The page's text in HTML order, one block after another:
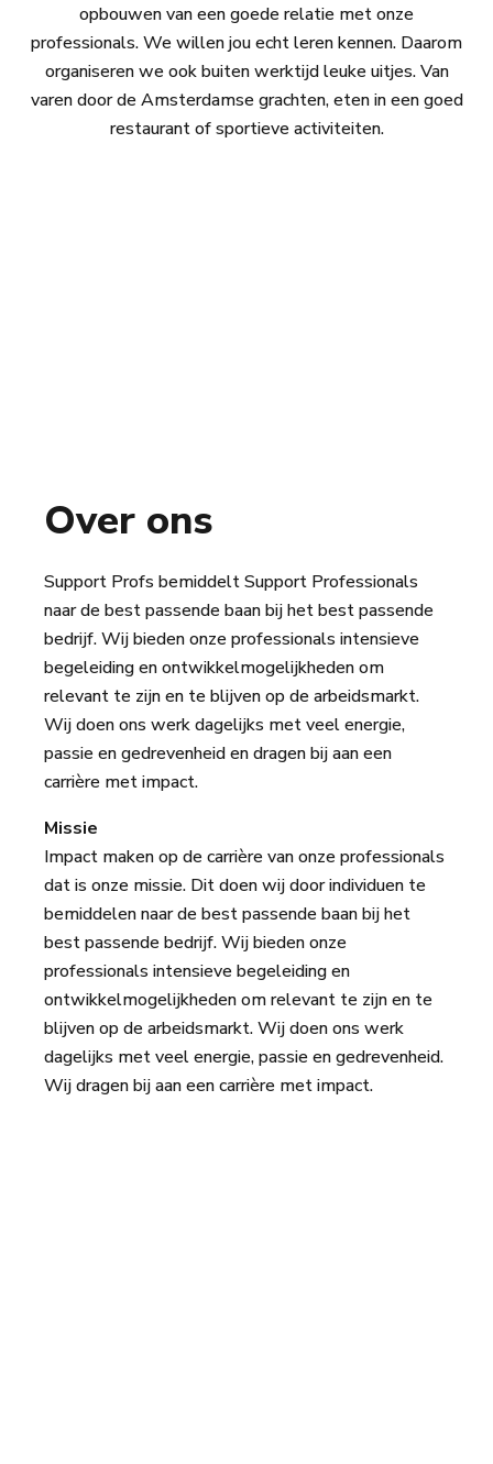
opbouwen van een goede relatie met onze
professionals. We willen jou echt leren kennen. Daarom
organiseren we ook buiten werktijd leuke uitjes. Van
varen door de Amsterdamse grachten, eten in een goed
restaurant of sportieve activiteiten.
Over ons
Support Profs bemiddelt Support Professionals
naar de best passende baan bij het best passende
bedrijf. Wij bieden onze professionals intensieve
begeleiding en ontwikkelmogelijkheden om
relevant te zijn en te blijven op de arbeidsmarkt.
Wij doen ons werk dagelijks met veel energie,
passie en gedrevenheid en dragen bij aan een
carrière met impact.
Missie
Impact maken op de carrière van onze professionals
dat is onze missie. Dit doen wij door individuen te
bemiddelen naar de best passende baan bij het
best passende bedrijf. Wij bieden onze
professionals intensieve begeleiding en
ontwikkelmogelijkheden om relevant te zijn en te
blijven op de arbeidsmarkt. Wij doen ons werk
dagelijks met veel energie, passie en gedrevenheid.
Wij dragen bij aan een carrière met impact.